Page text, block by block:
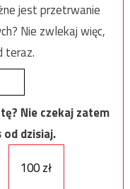
jest przetrwanie
Nie zwlekaj więc,
teraz.
Nie czekaj zatem
dzisiaj.
100 zł